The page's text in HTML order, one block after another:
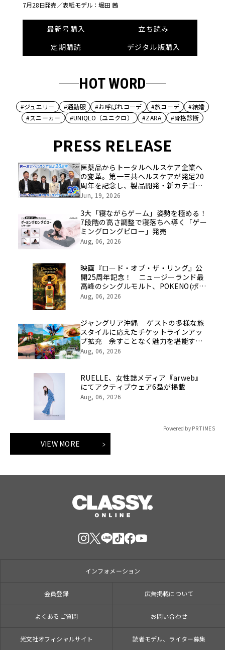
7月28日発売／表紙モデル：堀田 茜
最新号購入
立ち読み
定期購読
デジタル版購入
HOT WORD
#ジュエリー #通勤服 #お呼ばれコーデ #旅コーデ
#結婚
#スニーカー
#UNIQLO（ユニクロ） #ZARA #骨格診断
PRESS RELEASE
医薬品からトータルヘルスケア企業へ
の変革。第一三共ヘルスケアが発足20
周年を記念し、製品開発・新カテゴリ
挑戦の舞台や旧社統合時のエピソード
像を公開！
Jun, 19, 2026
3大「寝ながらゲーム」姿勢を極める！
7段階の高さ調整で寝落ちへ導く「ゲー
ミングロングピロー」発売
Aug, 06, 2026
映画『ロード・オブ・ザ・リング』公
開25周年記念！ ニュージーランド最
高峰のシングルモルト、POKENO(ポケ
ノ)より 数量限定ウイスキー「リング
Aug, 06, 2026
ジャングリア沖縄 ゲストの多様な旅
スタイルに応えたチケットラインアッ
プ拡充 余すことなく魅力を堪能する
「ロイヤルチケット」新登場
Aug, 06, 2026
RUELLE、女性誌メディア『arweb』
にてアクティブウェア6型が掲載
Aug, 06, 2026
Powered by PR TIMES
VIEW MORE
インフォメーション
会員登録 広告掲載について
よくあるご質問 お問い合わせ
光文社オフィシャルサイト 読者モデル、ライター募集